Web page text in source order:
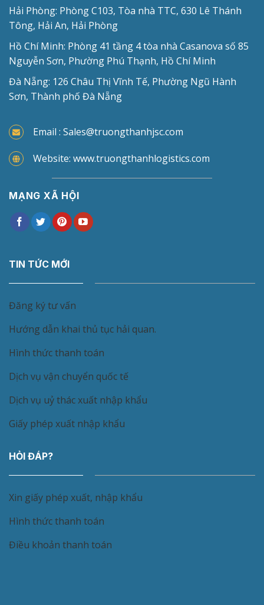
Hải Phòng: Phòng C103, Tòa nhà TTC, 630 Lê Thánh
Tông, Hải An, Hải Phòng
Hồ Chí Minh: Phòng 41 tầng 4 tòa nhà Casanova số 85
Nguyễn Sơn, Phường Phú Thạnh, Hồ Chí Minh
Đà Nẵng: 126 Châu Thị Vĩnh Tế, Phường Ngũ Hành
Sơn, Thành phố Đà Nẵng
Email : Sales@truongthanhjsc.com
Website: www.truongthanhlogistics.com
MẠNG XÃ HỘI
TIN TỨC MỚI
Đăng ký tư vấn
Hướng dẫn khai thủ tục hải quan.
Hình thức thanh toán
Dịch vụ vận chuyển quốc tế
Dịch vụ uỷ thác xuất nhập khẩu
Giấy phép xuất nhập khẩu
HỎI ĐÁP?
Xin giấy phép xuất, nhập khẩu
Hình thức thanh toán
Điều khoản thanh toán